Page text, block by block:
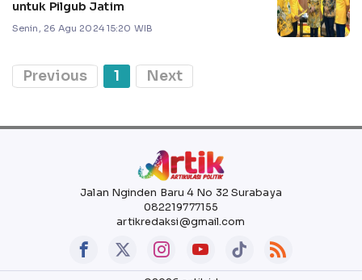
untuk Pilgub Jatim
Senin, 26 Agu 2024 15:20 WIB
Previous 1 Next
Jalan Nginden Baru 4 No 32 Surabaya
082219777155
artikredaksi@gmail.com